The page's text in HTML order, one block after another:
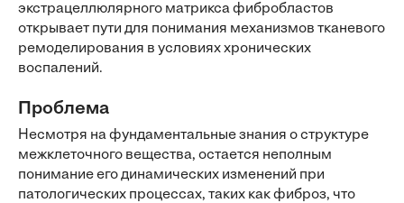
экстрацеллюлярного матрикса фибробластов
открывает пути для понимания механизмов тканевого
ремоделирования в условиях хронических
воспалений.
Проблема
Несмотря на фундаментальные знания о структуре
межклеточного вещества, остается неполным
понимание его динамических изменений при
патологических процессах, таких как фиброз, что